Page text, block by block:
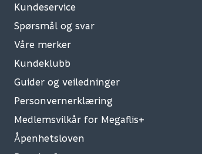
Kundeservice
Spørsmål og svar
Våre merker
Kundeklubb
Guider og veiledninger
Personvernerklæring
Medlemsvilkår for Megaflis+
Åpenhetsloven